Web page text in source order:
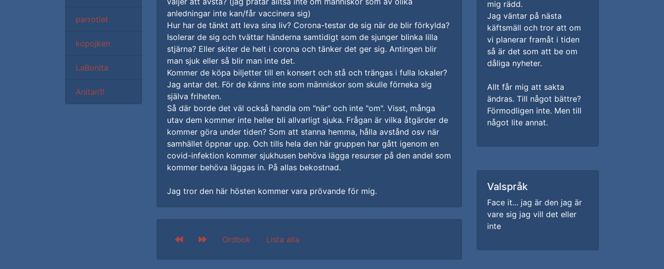
parrotlet
kopojken
LaBonita
Anitan1!
anledningar inte kan/får vaccinera sig)
Hur har de tänkt att leva sina liv? Corona-testar de sig när de blir förkylda?
Isolerar de sig och tvättar händerna samtidigt som de sjunger blinka lilla
stjärna? Eller skiter de helt i corona och tänker det ger sig. Antingen blir
man sjuk eller så blir man inte det.
Kommer de köpa biljetter till en konsert och stå och trängas i fulla lokaler?
Jag antar det. För de känns inte som människor som skulle förneka sig
själva friheten.
Så där borde det väl också handla om "när" och inte "om". Visst, många
utav dem kommer inte heller bli allvarligt sjuka. Frågan är vilka åtgärder de
kommer göra under tiden? Som att stanna hemma, hålla avstånd osv när
samhället öppnar upp. Och tills hela den här gruppen har gått igenom en
covid-infektion kommer sjukhusen behöva lägga resurser på den andel som
kommer behöva läggas in. På allas bekostnad.
Jag tror den här hösten kommer vara prövande för mig.
Ordbok Lista alla
mig rädd.
Jag väntar på nästa
käftsmäll och tror att om
vi planerar framåt i tiden
så är det som att be om
dåliga nyheter.
Allt får mig att sakta
ändras. Till något bättre?
Förmodligen inte. Men till
något lite annat.
Valspråk
Face it... jag är den jag är
vare sig jag vill det eller
inte